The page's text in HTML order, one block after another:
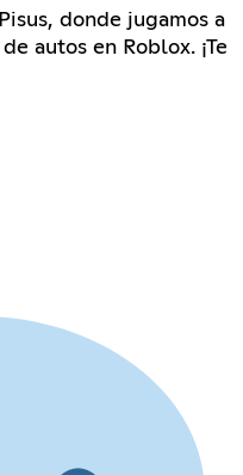
donde jugamos a
autos en Roblox. ¡Te